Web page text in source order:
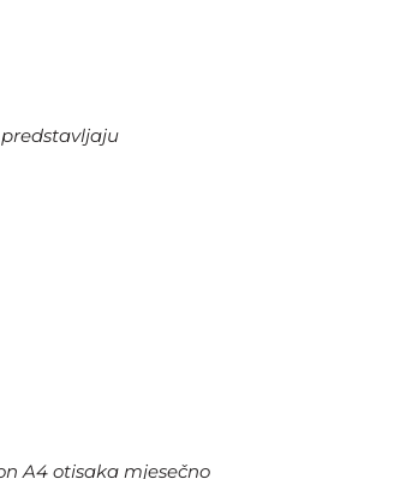
A4 otisaka mjesečno